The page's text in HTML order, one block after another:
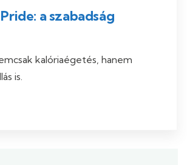
a szabadság
kalóriaégetés, hanem
is.